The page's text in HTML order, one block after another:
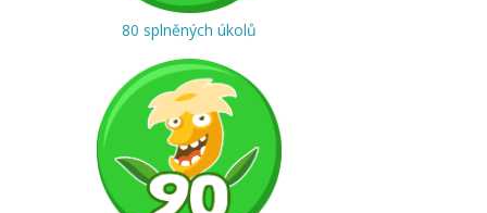
80 splněných úkolů